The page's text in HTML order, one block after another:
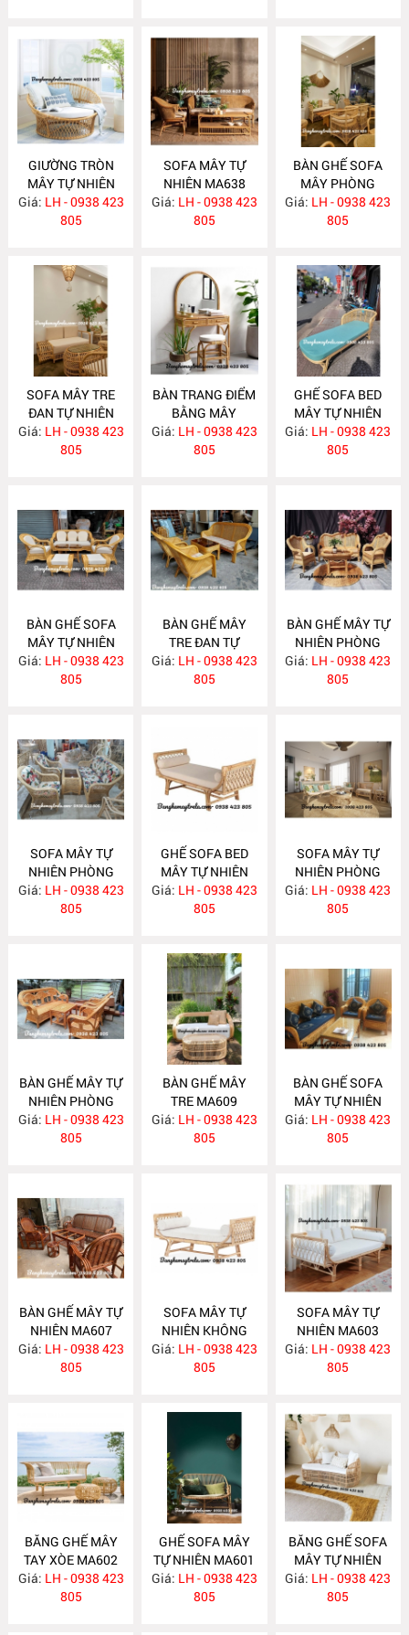
GIƯỜNG TRÒN
MÂY TỰ NHIÊN
MA652
Giá: LH - 0938 423
805
SOFA MÂY TỰ
NHIÊN MA638
Giá: LH - 0938 423
805
BÀN GHẾ SOFA
MÂY PHÒNG
KHÁCH HIỆN ĐẠI
MA637
Giá: LH - 0938 423
805
SOFA MÂY TRE
ĐAN TỰ NHIÊN
MA636
Giá: LH - 0938 423
805
BÀN TRANG ĐIỂM
BẰNG MÂY
MA635
Giá: LH - 0938 423
805
GHẾ SOFA BED
MÂY TỰ NHIÊN
MA625
Giá: LH - 0938 423
805
BÀN GHẾ SOFA
MÂY TỰ NHIÊN
PHÒNG KHÁCH
MA624
Giá: LH - 0938 423
805
BÀN GHẾ MÂY
TRE ĐAN TỰ
NHIÊN MA622
Giá: LH - 0938 423
805
BÀN GHẾ MÂY TỰ
NHIÊN PHÒNG
KHÁCH LƯỚI MẮT
CÁO MA621
Giá: LH - 0938 423
805
SOFA MÂY TỰ
NHIÊN PHÒNG
KHÁCH MA620
Giá: LH - 0938 423
805
GHẾ SOFA BED
MÂY TỰ NHIÊN
MA615
Giá: LH - 0938 423
805
SOFA MÂY TỰ
NHIÊN PHÒNG
KHÁCH MA612
Giá: LH - 0938 423
805
BÀN GHẾ MÂY TỰ
NHIÊN PHÒNG
KHÁCH MA610
Giá: LH - 0938 423
805
BÀN GHẾ MÂY
TRE MA609
Giá: LH - 0938 423
805
BÀN GHẾ SOFA
MÂY TỰ NHIÊN
PHÒNG KHÁCH
MA608
Giá: LH - 0938 423
805
BÀN GHẾ MÂY TỰ
NHIÊN MA607
Giá: LH - 0938 423
805
SOFA MÂY TỰ
NHIÊN KHÔNG
TỰA MA604
Giá: LH - 0938 423
805
SOFA MÂY TỰ
NHIÊN MA603
Giá: LH - 0938 423
805
BĂNG GHẾ MÂY
TAY XÒE MA602
Giá: LH - 0938 423
805
GHẾ SOFA MÂY
TỰ NHIÊN MA601
Giá: LH - 0938 423
805
BĂNG GHẾ SOFA
MÂY TỰ NHIÊN
MA597
Giá: LH - 0938 423
805